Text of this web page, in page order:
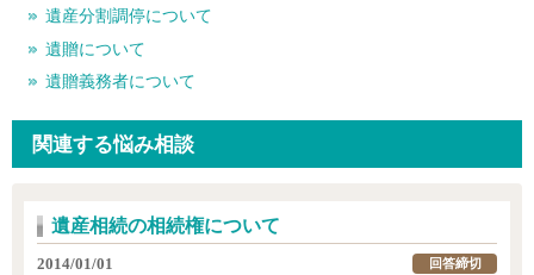
遺産分割調停について
遺贈について
遺贈義務者について
関連する悩み相談
遺産相続の相続権について
2014/01/01
回答締切